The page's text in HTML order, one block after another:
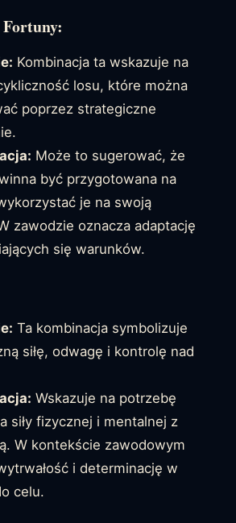
Fortuny:
Kombinacja ta wskazuje na
losu, które można
poprzez strategiczne
Może to sugerować, że
być przygotowana na
je na swoją
zawodzie oznacza adaptację
się warunków.
Ta kombinacja symbolizuje
siłę, odwagę i kontrolę nad
Wskazuje na potrzebę
siły fizycznej i mentalnej z
W kontekście zawodowym
i determinację w
celu.